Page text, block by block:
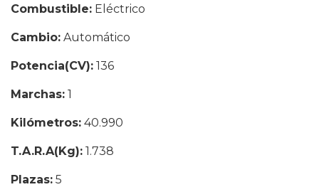
Combustible: Eléctrico
Cambio: Automático
Potencia(CV): 136
Marchas: 1
Kilómetros: 40.990
T.A.R.A(Kg): 1.738
Plazas: 5